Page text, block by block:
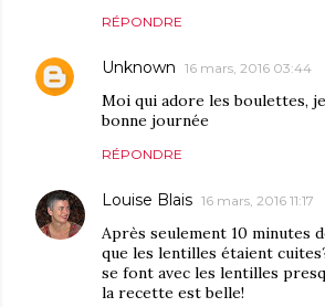
RÉPONDRE
Unknown 16 mars, 2016 03:44
Moi qui adore les boulettes,
bonne journée
RÉPONDRE
Louise Blais 16 mars, 2016 11:17
Après seulement 10 minutes
que les lentilles étaient
se font avec les lentilles
la recette est belle!